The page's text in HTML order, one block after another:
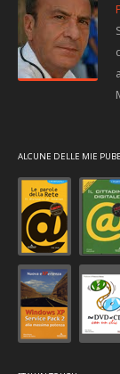
ALCUNE DELLE MIE